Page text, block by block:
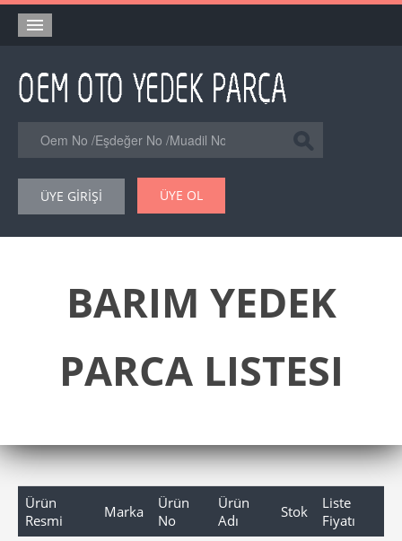
Orjinal Yedek Parça
Eşdeğer Muadil Yedek Parça
Şase Numarası VIN Yedekparça Sorgulama
Hakkımızda
ÜYE GİRİŞİ ÜYE OL
BARIM YEDEK
PARCA LISTESI
Ürün
Resmi
Marka
Ürün
No
Ürün
Adı
Stok
Liste
Fiyatı